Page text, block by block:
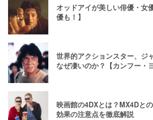
オッドアイが美しい俳優・女
優も！】
世界的アクションスター、ジ
なぜ凄いのか？【カンフー・
映画館の4DXとは？MX4Dと
効果の注意点を徹底解説